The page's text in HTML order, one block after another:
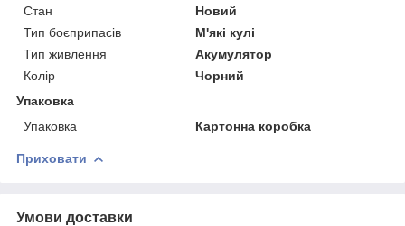
Стан
Новий
Тип боєприпасів
М'які кулі
Тип живлення
Акумулятор
Колір
Чорний
Упаковка
Упаковка
Картонна коробка
Приховати
Умови доставки